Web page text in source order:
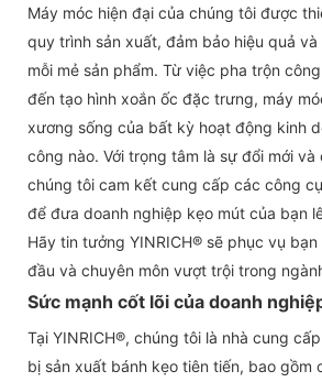
Máy móc hiện đại của chúng tôi được
quy trình sản xuất, đảm bảo hiệu quả
mỗi mẻ sản phẩm. Từ việc pha trộn
đến tạo hình xoắn ốc đặc trưng, ​​máy
xương sống của bất kỳ hoạt động kinh
công nào. Với trọng tâm là sự đổi mới và
chúng tôi cam kết cung cấp các công
để đưa doanh nghiệp kẹo mút của bạn
Hãy tin tưởng YINRICH® sẽ phục vụ
đầu và chuyên môn vượt trội trong
Sức mạnh cốt lõi của doanh
Tại YINRICH®, chúng tôi là nhà cung
bị sản xuất bánh kẹo tiên tiến, bao gồm